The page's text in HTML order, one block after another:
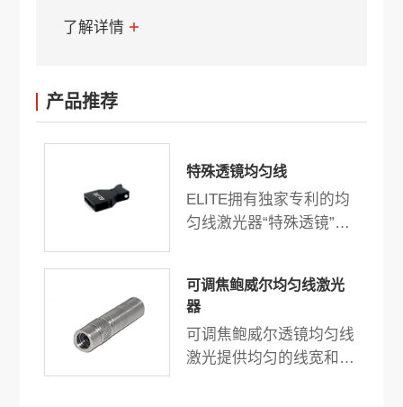
了解详情
产品推荐
特殊透镜均匀线
ELITE拥有独家专利的均
匀线激光器“特殊透镜”是
和技术提供高均匀度功率
和均匀线宽。
可调焦鲍威尔均匀线激光
器
可调焦鲍威尔透镜均匀线
激光提供均匀的线宽和强